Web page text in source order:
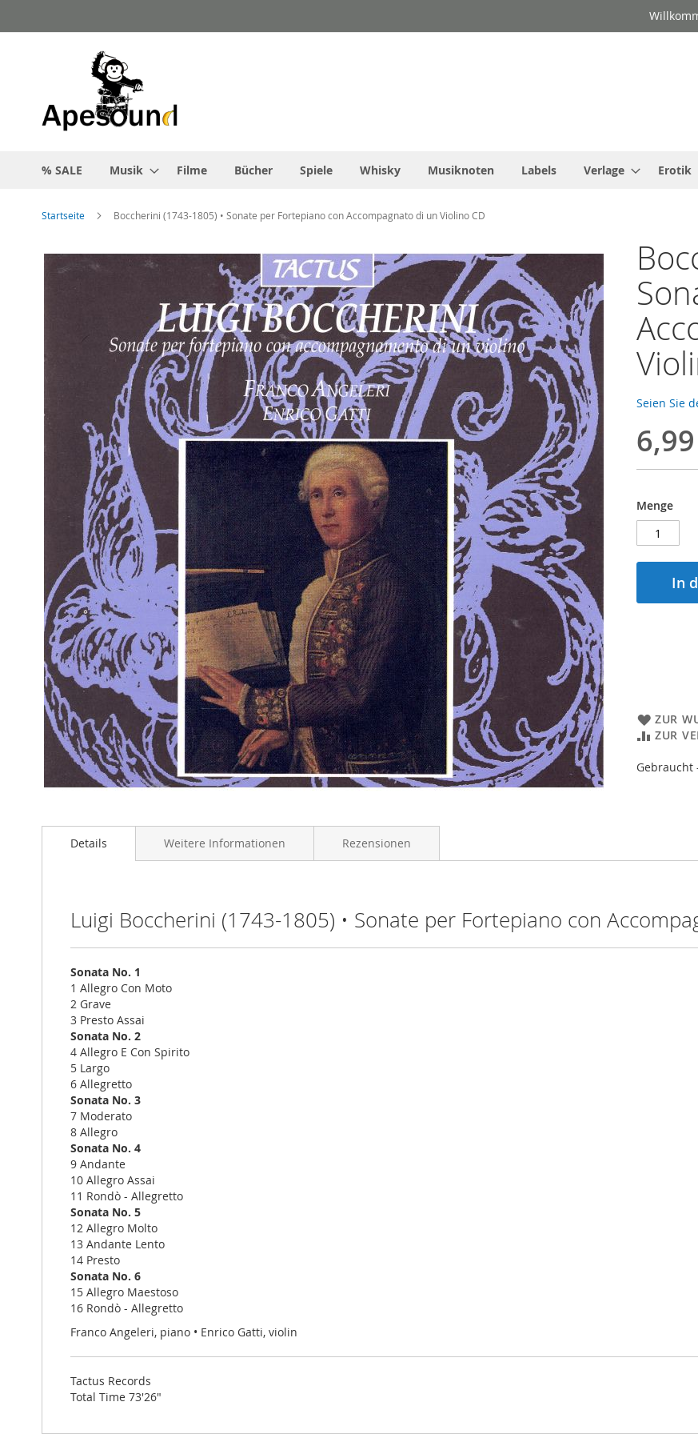
Inhalt
% SALE Musik Filme Bücher Spiele Whisky Musiknoten Labels Verlage Erotik
Startseite Boccherini (1743-1805) • Sonate per Fortepiano con Accompagnato di un Violino CD
Anfang
Seien Sie
Menge
In
ZUR
ZUR
Gebraucht
Details
Luigi Boccherini (1743-1805) • Sonate per Fortepiano con
Sonata No. 1
1 Allegro Con Moto
2 Grave
3 Presto Assai
Sonata No. 2
4 Allegro E Con Spirito
5 Largo
6 Allegretto
Sonata No. 3
7 Moderato
8 Allegro
Sonata No. 4
9 Andante
10 Allegro Assai
11 Rondò - Allegretto
Sonata No. 5
12 Allegro Molto
13 Andante Lento
14 Presto
Sonata No. 6
15 Allegro Maestoso
16 Rondò - Allegretto
Franco Angeleri, piano • Enrico Gatti, violin
Tactus Records
Total Time 73'26"
Weitere Informationen Rezensionen